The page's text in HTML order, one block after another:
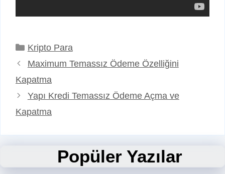
Kategoriler
Kripto Para
Maximum Temassız Ödeme Özelliğini
Kapatma
Yapı Kredi Temassız Ödeme Açma ve
Kapatma
Popüler Yazılar